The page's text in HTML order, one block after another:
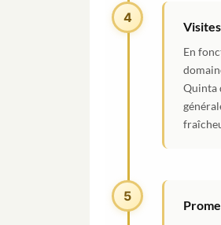
4
En
Quinta
5